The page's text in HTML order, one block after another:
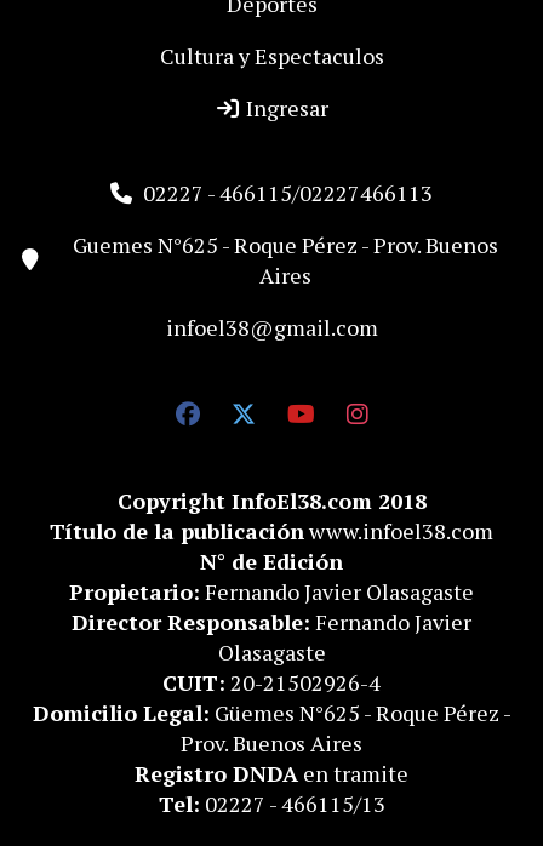
Cultura y Espectaculos
Ingresar
Copyright InfoEl38.com 2018
Título de la publicaciónwww.infoel38.com
N° de Edición
Propietario: Fernando Javier Olasagaste
Director Responsable: Fernando Javier
Olasagaste
CUIT: 20-21502926-4
Domicilio Legal: Güemes N°625 - Roque Pérez -
Prov. Buenos Aires
Registro DNDA en tramite
Tel: 02227 - 466115/13
02227 - 466115/02227466113
Guemes N°625 - Roque Pérez - Prov. Buenos
Aires
infoel38@gmail.com